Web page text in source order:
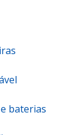
baterias